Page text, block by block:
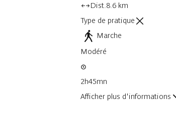
Dist.8.6 km
Type de pratique
Marche
Modéré
2h45mn
Afficher plus d'informations